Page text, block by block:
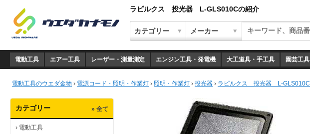
ラピルクス 投光器 L-GLS010Cの紹介
電動工具 エアー工具 レーザー・測量測定 エンジン工具・発電機 大工道具・手工具 園芸工具
電動工具のウエダ金物 › 電源コード・照明・作業灯 › 照明・作業灯 › 投光器 › ラピルクス 投光器 L-GLS010C
カテゴリー » 全て
› 電動工具